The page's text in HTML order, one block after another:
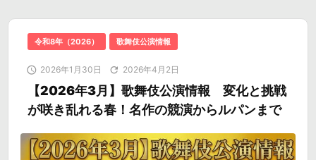
令和8年（2026） 歌舞伎公演情報
 2026年1月30日  2026年4月2日
【2026年3月】歌舞伎公演情報 変化と挑戦
が咲き乱れる春！名作の競演からルパンまで